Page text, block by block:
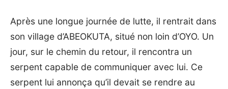
Après une longue journée de lutte, il rentrait dans
son village d’ABEOKUTA, situé non loin d’OYO. Un
jour, sur le chemin du retour, il rencontra un
serpent capable de communiquer avec lui. Ce
serpent lui annonça qu’il devait se rendre au